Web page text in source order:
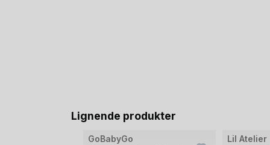
Lignende produkter
GoBabyGo
Bilde
Lil Atelier